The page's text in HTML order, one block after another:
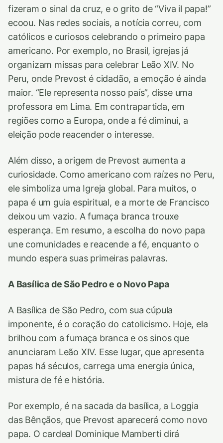
fizeram o sinal da cruz, e o grito de “Viva il papa!”
ecoou. Nas redes sociais, a notícia correu, com
católicos e curiosos celebrando o primeiro papa
americano. Por exemplo, no Brasil, igrejas já
organizam missas para celebrar Leão XIV. No
Peru, onde Prevost é cidadão, a emoção é ainda
maior. “Ele representa nosso país”, disse uma
professora em Lima. Em contrapartida, em
regiões como a Europa, onde a fé diminui, a
eleição pode reacender o interesse.
Além disso, a origem de Prevost aumenta a
curiosidade. Como americano com raízes no Peru,
ele simboliza uma Igreja global. Para muitos, o
papa é um guia espiritual, e a morte de Francisco
deixou um vazio. A fumaça branca trouxe
esperança. Em resumo, a escolha do novo papa
une comunidades e reacende a fé, enquanto o
mundo espera suas primeiras palavras.
A Basílica de São Pedro e o Novo Papa
A Basílica de São Pedro, com sua cúpula
imponente, é o coração do catolicismo. Hoje, ela
brilhou com a fumaça branca e os sinos que
anunciaram Leão XIV. Esse lugar, que apresenta
papas há séculos, carrega uma energia única,
mistura de fé e história.
Por exemplo, é na sacada da basílica, a Loggia
das Bênçãos, que Prevost aparecerá como novo
papa. O cardeal Dominique Mamberti dirá